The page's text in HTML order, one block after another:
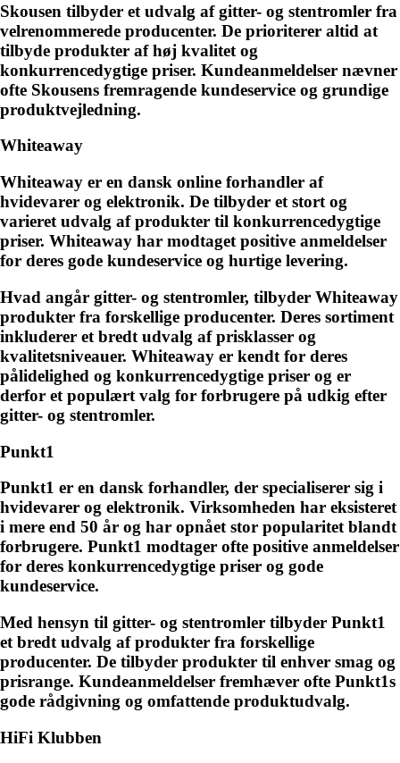
Skousen tilbyder et udvalg af gitter- og stentromler fra
velrenommerede producenter. De prioriterer altid at
tilbyde produkter af høj kvalitet og
konkurrencedygtige priser. Kundeanmeldelser nævner
ofte Skousens fremragende kundeservice og grundige
produktvejledning.
Whiteaway
Whiteaway er en dansk online forhandler af
hvidevarer og elektronik. De tilbyder et stort og
varieret udvalg af produkter til konkurrencedygtige
priser. Whiteaway har modtaget positive anmeldelser
for deres gode kundeservice og hurtige levering.
Hvad angår gitter- og stentromler, tilbyder Whiteaway
produkter fra forskellige producenter. Deres sortiment
inkluderer et bredt udvalg af prisklasser og
kvalitetsniveauer. Whiteaway er kendt for deres
pålidelighed og konkurrencedygtige priser og er
derfor et populært valg for forbrugere på udkig efter
gitter- og stentromler.
Punkt1
Punkt1 er en dansk forhandler, der specialiserer sig i
hvidevarer og elektronik. Virksomheden har eksisteret
i mere end 50 år og har opnået stor popularitet blandt
forbrugere. Punkt1 modtager ofte positive anmeldelser
for deres konkurrencedygtige priser og gode
kundeservice.
Med hensyn til gitter- og stentromler tilbyder Punkt1
et bredt udvalg af produkter fra forskellige
producenter. De tilbyder produkter til enhver smag og
prisrange. Kundeanmeldelser fremhæver ofte Punkt1s
gode rådgivning og omfattende produktudvalg.
HiFi Klubben